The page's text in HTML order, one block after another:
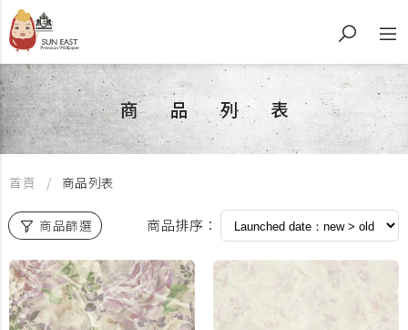
商品列表
首頁 商品列表
商品篩選 商品排序：